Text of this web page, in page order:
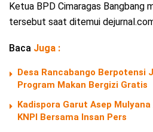
Ketua BPD Cimaragas Bangbang
tersebut saat ditemui
Baca Juga :
Desa Rancabango Berpotensi
Program Makan Bergizi Gratis
Kadispora Garut Asep
KNPI Bersama Insan Pers